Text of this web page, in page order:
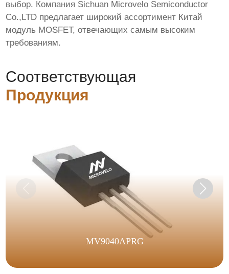
выбор. Компания Sichuan Microvelo Semiconductor
Co.,LTD предлагает широкий ассортимент Китай
модуль MOSFET, отвечающих самым высоким
требованиям.
Соответствующая
Продукция
MV9040APRG